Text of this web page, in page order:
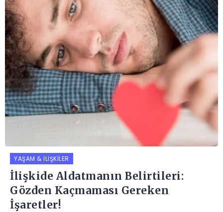
YAŞAM & İLIŞKILER
İlişkide Aldatmanın Belirtileri:
Gözden Kaçmaması Gereken
İşaretler!